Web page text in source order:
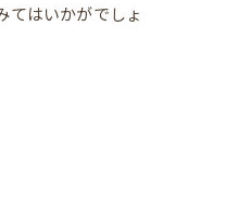
てはいかがでしょ